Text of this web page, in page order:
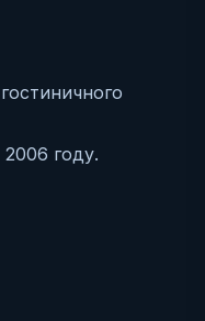
году.